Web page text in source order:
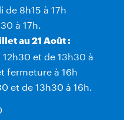
8h15 à 17h
à 17h.
au 21 Août :
et de 13h30 à
fermeture à 16h
et de 13h30 à 16h.